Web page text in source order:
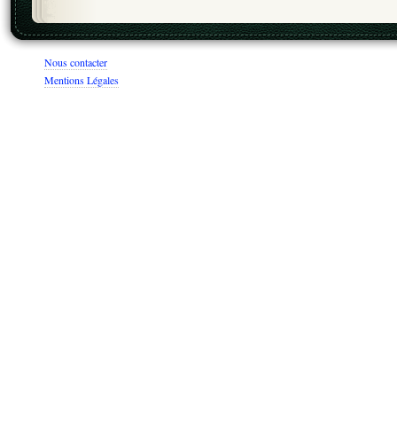
Nous contacter
Mentions Légales